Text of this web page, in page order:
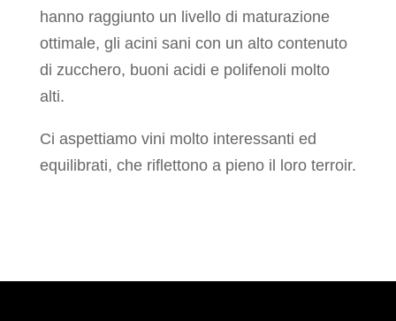
hanno raggiunto un livello di maturazione
ottimale, gli acini sani con un alto contenuto
di zucchero, buoni acidi e polifenoli molto
alti.
Ci aspettiamo vini molto interessanti ed
equilibrati, che riflettono a pieno il loro terroir.